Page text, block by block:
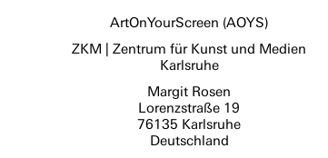
ArtOnYourScreen (AOYS)
ZKM | Zentrum für Kunst und Medien
Karlsruhe
Margit Rosen
Lorenzstraße 19
76135 Karlsruhe
Deutschland